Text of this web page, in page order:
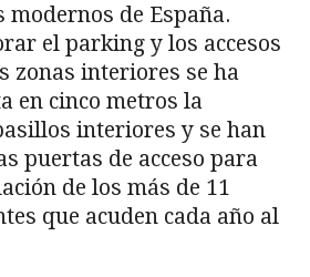
modernos de España.
el parking y los accesos
zonas interiores se ha
en cinco metros la
interiores y se han
puertas de acceso para
de los más de 11
que acuden cada año al